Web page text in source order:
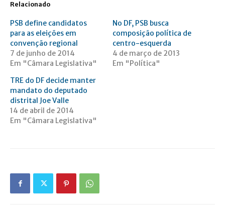
Relacionado
PSB define candidatos
para as eleições em
convenção regional
7 de junho de 2014
Em "Câmara Legislativa"
No DF, PSB busca
composição política de
centro-esquerda
4 de março de 2013
Em "Política"
TRE do DF decide manter
mandato do deputado
distrital Joe Valle
14 de abril de 2014
Em "Câmara Legislativa"